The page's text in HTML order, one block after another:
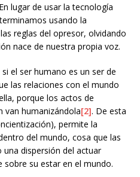
lugar de usar la tecnología
usando la
reglas del opresor, olvidando
nace de nuestra propia voz.
el ser humano es un ser de
las relaciones con el mundo
porque los actos de
van humanizándola[2]. De esta
permite la
del mundo, cosa que las
una dispersión del actuar
su estar en el mundo.